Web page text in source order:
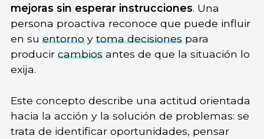
mejoras sin esperar instrucciones. Una
persona proactiva reconoce que puede influir
en suentornoytoma decisionespara
producircambiosantes de que la situación lo
exija.
Este concepto describe una actitud orientada
hacia la acción y la solución de problemas: se
trata de identificar oportunidades, pensar